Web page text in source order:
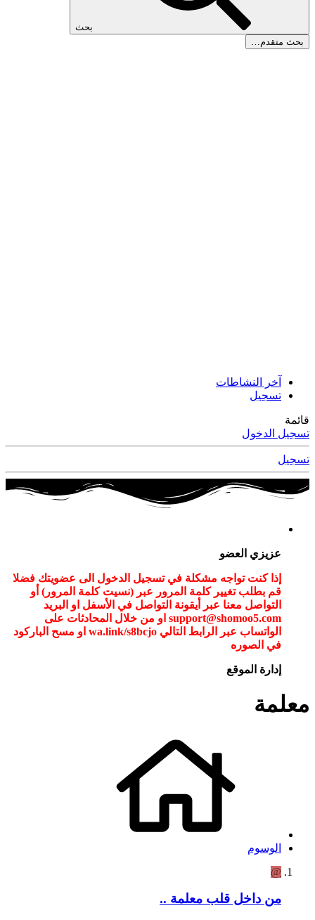
بحث
بحث متقدم…
آخر النشاطات
تسجيل
قائمة
تسجيل الدخول
تسجيل
عزيزي العضو
إذا كنت تواجه مشكلة في تسجيل الدخول الى عضويتك فضلا
قم بطلب تغيير كلمة المرور عبر (نسيت كلمة المرور) أو
التواصل معنا عبر أيقونة التواصل في الأسفل او البريد
support@shomoo5.com او من خلال المحادثات على
الواتساب عبر الرابط التالي wa.link/s8bcjo او مسح الباركود
في الصوره
إدارة الموقع
معلمة
الوسوم
@
من داخل قلب معلمة ..